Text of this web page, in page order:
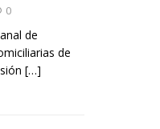
0
de
de
[…]